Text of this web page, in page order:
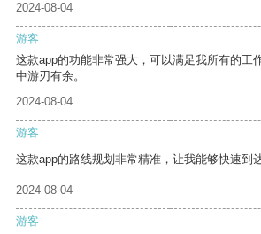
2024-08-04
游客
这款app的功能非常强大，可以满足我所有的工
中游刃有余。
2024-08-04
游客
这款app的路线规划非常精准，让我能够快速到
2024-08-04
游客